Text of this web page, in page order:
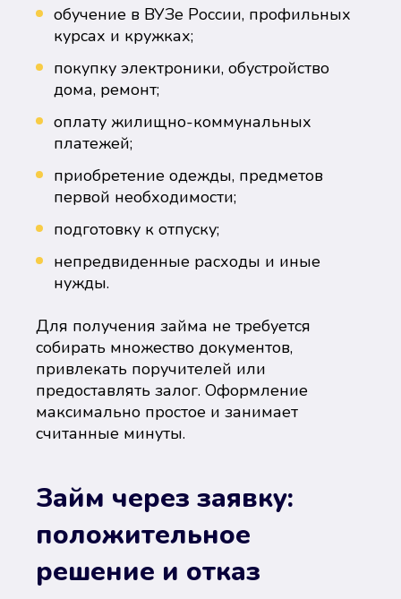
обучение в ВУЗе России, профильных
курсах и кружках;
покупку электроники, обустройство
дома, ремонт;
оплату жилищно-коммунальных
платежей;
приобретение одежды, предметов
первой необходимости;
подготовку к отпуску;
непредвиденные расходы и иные
нужды.
Для получения займа не требуется
собирать множество документов,
привлекать поручителей или
предоставлять залог. Оформление
максимально простое и занимает
считанные минуты.
Займ через заявку:
положительное
решение и отказ